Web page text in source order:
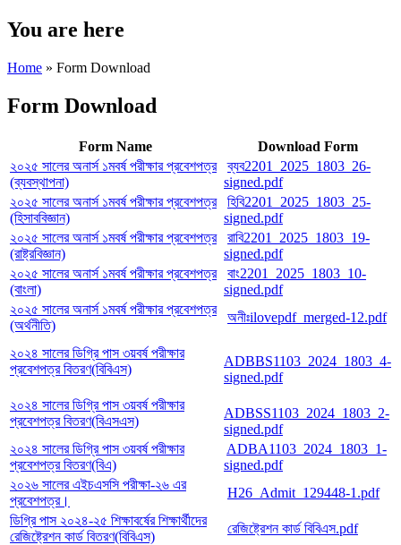
You are here
Home » Form Download
Form Download
Form Name
Download Form
২০২৫ সালের অনার্স ১মবর্ষ পরীক্ষার প্রবেশপত্র
(ব্যবস্থাপনা)
ব্যব2201_2025_1803_26-
signed.pdf
২০২৫ সালের অনার্স ১মবর্ষ পরীক্ষার প্রবেশপত্র
(হিসাববিজ্ঞান)
হিবি2201_2025_1803_25-
signed.pdf
২০২৫ সালের অনার্স ১মবর্ষ পরীক্ষার প্রবেশপত্র
(রাষ্ট্রবিজ্ঞান)
রাবি2201_2025_1803_19-
signed.pdf
২০২৫ সালের অনার্স ১মবর্ষ পরীক্ষার প্রবেশপত্র
(বাংলা)
বাং2201_2025_1803_10-
signed.pdf
২০২৫ সালের অনার্স ১মবর্ষ পরীক্ষার প্রবেশপত্র
(অর্থনীতি)
অনীঃilovepdf_merged-12.pdf
২০২৪ সালের ডিগ্রি পাস ৩য়বর্ষ পরীক্ষার
প্রবেশপত্র বিতরণ(বিবিএস)
ADBBS1103_2024_1803_4-
signed.pdf
২০২৪ সালের ডিগ্রি পাস ৩য়বর্ষ পরীক্ষার
প্রবেশপত্র বিতরণ(বিএসএস)
ADBSS1103_2024_1803_2-
signed.pdf
২০২৪ সালের ডিগ্রি পাস ৩য়বর্ষ পরীক্ষার
প্রবেশপত্র বিতরণ(বিএ)
ADBA1103_2024_1803_1-
signed.pdf
২০২৬ সালের এইচএসসি পরীক্ষা-২৬ এর
প্রবেশপত্র।
H26_Admit_129448-1.pdf
ডিগ্রি পাস ২০২৪-২৫ শিক্ষাবর্ষের শিক্ষার্থীদের
রেজিষ্ট্রেশন কার্ড বিতরণ(বিবিএস)
রেজিষ্ট্রেশন কার্ড বিবিএস.pdf